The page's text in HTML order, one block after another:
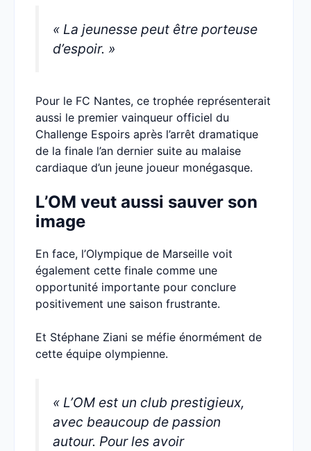
« La jeunesse peut être porteuse
d’espoir. »
Pour le FC Nantes, ce trophée représenterait
aussi le premier vainqueur officiel du
Challenge Espoirs après l’arrêt dramatique
de la finale l’an dernier suite au malaise
cardiaque d’un jeune joueur monégasque.
L’OM veut aussi sauver son
image
En face, l’Olympique de Marseille voit
également cette finale comme une
opportunité importante pour conclure
positivement une saison frustrante.
Et Stéphane Ziani se méfie énormément de
cette équipe olympienne.
« L’OM est un club prestigieux,
avec beaucoup de passion
autour. Pour les avoir